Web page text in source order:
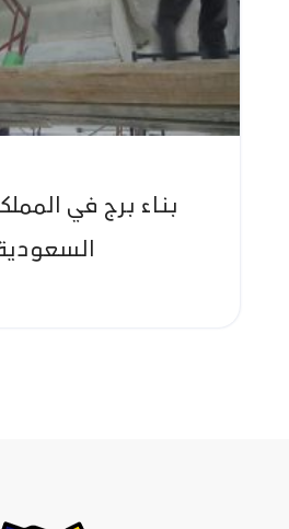
بناء برج في